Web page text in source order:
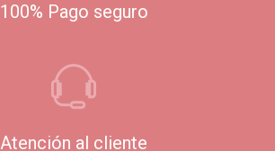
100% Pago seguro
Atención al cliente